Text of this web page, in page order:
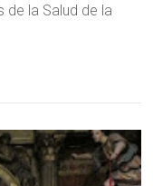
de la Salud de la